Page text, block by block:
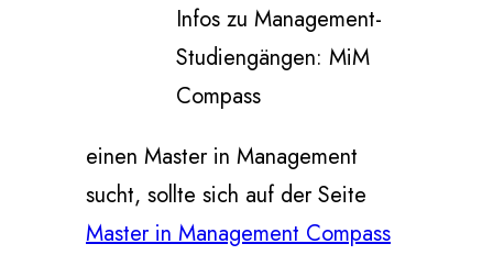
Infos zu Management-
Studiengängen: MiM
Compass
einen Master in Management
sucht, sollte sich auf der Seite
Master in Management Compass